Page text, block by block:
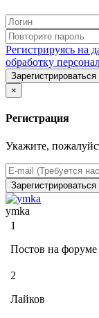
Регистрируясь на
обработку
Зарегистрироваться
×
Регистрация
Укажите,
Зарегистрироваться
ymka
1
Постов на форуме
2
Лайков